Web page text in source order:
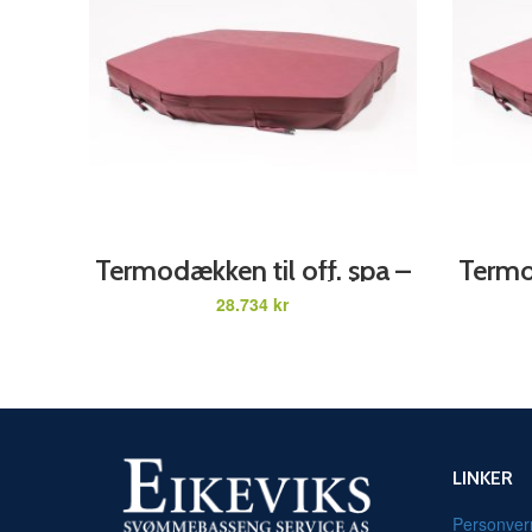
Termodækken til off. spa –
Vesta med overløb
kr
LINKER